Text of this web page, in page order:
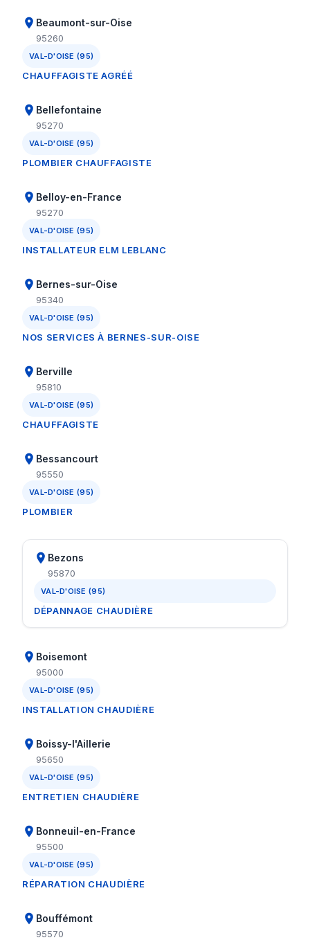
Beaumont-sur-Oise
95260
VAL-D'OISE (95)
CHAUFFAGISTE AGRÉÉ
Bellefontaine
95270
VAL-D'OISE (95)
PLOMBIER CHAUFFAGISTE
Belloy-en-France
95270
VAL-D'OISE (95)
INSTALLATEUR ELM LEBLANC
Bernes-sur-Oise
95340
VAL-D'OISE (95)
NOS SERVICES À BERNES-SUR-OISE
Berville
95810
VAL-D'OISE (95)
CHAUFFAGISTE
Bessancourt
95550
VAL-D'OISE (95)
PLOMBIER
Bezons
95870
VAL-D'OISE (95)
DÉPANNAGE CHAUDIÈRE
Boisemont
95000
VAL-D'OISE (95)
INSTALLATION CHAUDIÈRE
Boissy-l'Aillerie
95650
VAL-D'OISE (95)
ENTRETIEN CHAUDIÈRE
Bonneuil-en-France
95500
VAL-D'OISE (95)
RÉPARATION CHAUDIÈRE
Bouffémont
95570